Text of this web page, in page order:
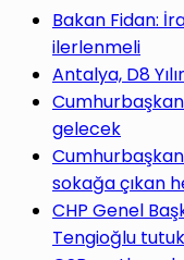
yap
...
Bakan Fidan:
ilerlenmeli
Antalya, D8
gelecek
sokağa çıkan
CHP Genel
Tengioğlu